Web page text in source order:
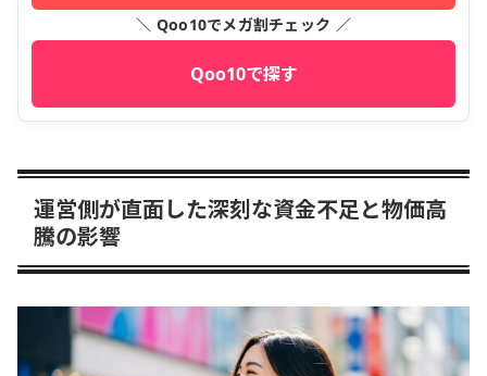
＼ Qoo10でメガ割チェック ／
Qoo10で探す
運営側が直面した深刻な資金不足と物価高
騰の影響